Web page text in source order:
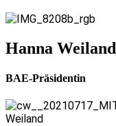
Hanna Weiland
BAE-Präsidentin